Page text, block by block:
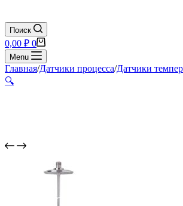
Поиск
Корзина
0,00 ₽ 0
Menu
Главная/Датчики процесса/Датчики
🔍